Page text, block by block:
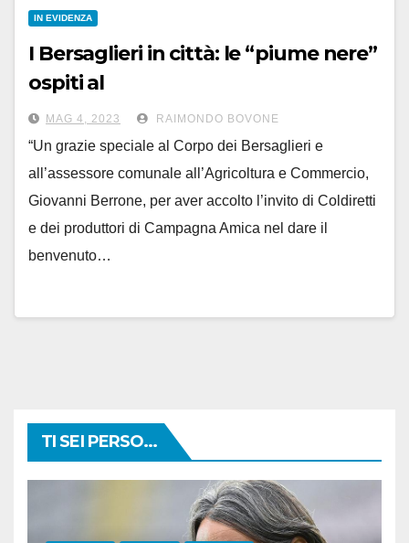
IN EVIDENZA
I Bersaglieri in città: le “piume nere”
ospiti al
Mercato Coperto di Campagna
Amica
MAG 4, 2023 RAIMONDO BOVONE
“Un grazie speciale al Corpo dei Bersaglieri e
all’assessore comunale all’Agricoltura e Commercio,
Giovanni Berrone, per aver accolto l’invito di Coldiretti
e dei produttori di Campagna Amica nel dare il
benvenuto…
TI SEI PERSO...